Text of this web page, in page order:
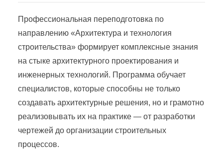
Профессиональная переподготовка по
направлению «Архитектура и технология
строительства» формирует комплексные знания
на стыке архитектурного проектирования и
инженерных технологий. Программа обучает
специалистов, которые способны не только
создавать архитектурные решения, но и грамотно
реализовывать их на практике — от разработки
чертежей до организации строительных
процессов.